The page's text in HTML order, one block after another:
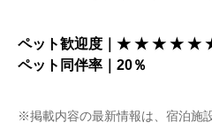
ペット歓迎度｜★ ★ ★ ★ ★
ペット同伴率｜20％
※掲載内容の最新情報は、宿泊施